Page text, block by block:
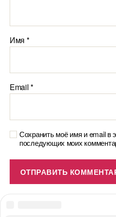
Имя *
Email*
Сохранить моё имя и email в
последующих моих